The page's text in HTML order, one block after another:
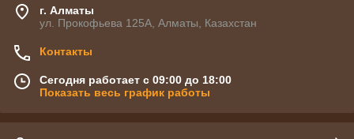
г. Алматы
ул. Прокофьева 125А, Алматы, Казахстан
Контакты
Сегодня работает с 09:00 до 18:00
Показать весь график работы